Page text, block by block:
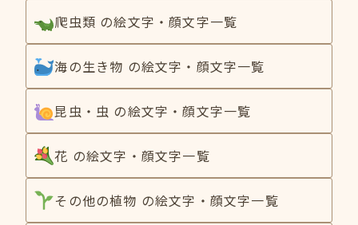
爬虫類 の絵文字・顔文字一覧
海の生き物 の絵文字・顔文字一覧
昆虫・虫 の絵文字・顔文字一覧
花 の絵文字・顔文字一覧
その他の植物 の絵文字・顔文字一覧